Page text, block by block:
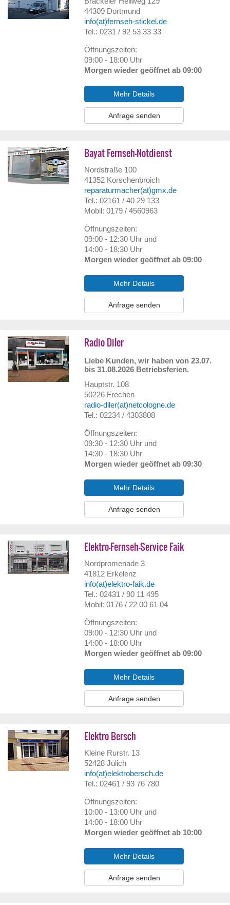
44309 Dortmund
info(at)fernseh-stickel.de
Tel.: 0231 / 92 53 33 33
Öffnungszeiten:
09:00 - 18:00 Uhr
Morgen wieder geöffnet ab 09:00
Mehr Details
Anfrage senden
Bayat Fernseh-Notdienst
Nordstraße 100
41352 Korschenbroich
reparaturmacher(at)gmx.de
Tel.: 02161 / 40 29 133
Mobil: 0179 / 4560963
Öffnungszeiten:
09:00 - 12:30 Uhr und
14:00 - 18:30 Uhr
Morgen wieder geöffnet ab 09:00
Mehr Details
Anfrage senden
Radio Diler
Liebe Kunden, wir haben von 23.07.
bis 31.08.2026 Betriebsferien.
Hauptstr. 108
50226 Frechen
radio-diler(at)netcologne.de
Tel.: 02234 / 4303808
Öffnungszeiten:
09:30 - 12:30 Uhr und
14:30 - 18:30 Uhr
Morgen wieder geöffnet ab 09:30
Mehr Details
Anfrage senden
Elektro-Fernseh-Service Faik
Nordpromenade 3
41812 Erkelenz
info(at)elektro-faik.de
Tel.: 02431 / 90 11 495
Mobil: 0176 / 22 00 61 04
Öffnungszeiten:
09:00 - 12:30 Uhr und
14:00 - 18:00 Uhr
Morgen wieder geöffnet ab 09:00
Mehr Details
Anfrage senden
Elektro Bersch
Kleine Rurstr. 13
52428 Jülich
info(at)elektrobersch.de
Tel.: 02461 / 93 76 780
Öffnungszeiten:
10:00 - 13:00 Uhr und
14:00 - 18:00 Uhr
Morgen wieder geöffnet ab 10:00
Mehr Details
Anfrage senden